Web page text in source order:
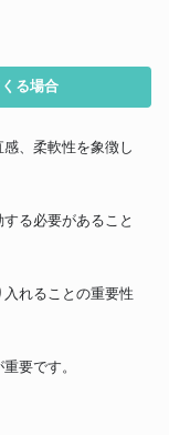
る場合
、柔軟性を象徴し
る必要があること
れることの重要性
要です。